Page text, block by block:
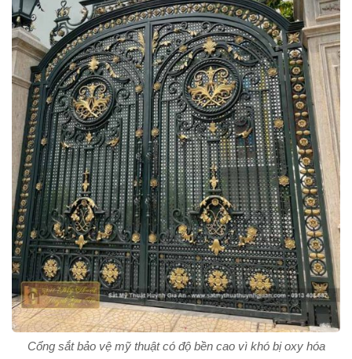
Cổng sắt bảo vệ mỹ thuật có độ bền cao vì khó bị oxy hóa